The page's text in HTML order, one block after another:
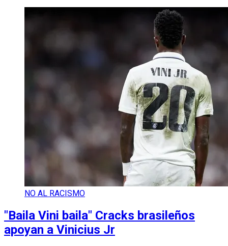
NO AL RACISMO
"Baila Vini baila" Cracks brasileños
apoyan a Vinicius Jr